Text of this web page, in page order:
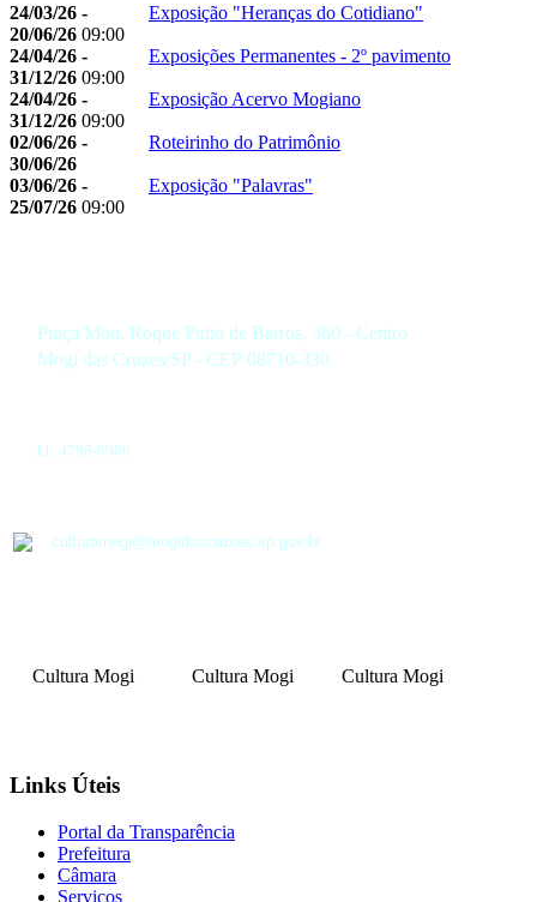
24/03/26 -
20/06/26 09:00
Exposição "Heranças do Cotidiano"
24/04/26 -
31/12/26 09:00
Exposições Permanentes - 2º pavimento
24/04/26 -
31/12/26 09:00
Exposição Acervo Mogiano
02/06/26 -
30/06/26
Roteirinho do Patrimônio
03/06/26 -
25/07/26 09:00
Exposição "Palavras"
Praça Mon. Roque Pinto de Barros, 360 - Centro
Mogi das Cruzes/SP - CEP 08710-330
11 4798-6900
culturamogi@mogidascruzes.sp.gov.br
Cultura Mogi Cultura Mogi Cultura Mogi
Links Úteis
Portal da Transparência
Prefeitura
Câmara
Serviços